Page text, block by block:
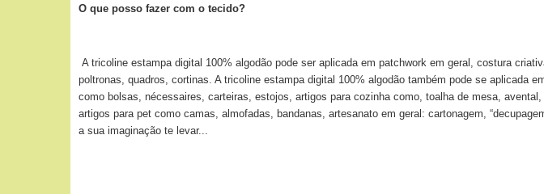
O que posso fazer com o tecido?
A tricoline estampa digital 100% algodão pode ser aplicada em patchwork em geral, costura
poltronas, quadros, cortinas. A tricoline estampa digital 100% algodão também pode se
como bolsas, nécessaires, carteiras, estojos, artigos para cozinha como, toalha de mesa,
artigos para pet como camas, almofadas, bandanas, artesanato em geral: cartonagem,
a sua imaginação te levar...